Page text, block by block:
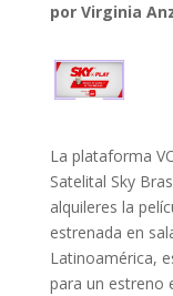
por Virginia
La plataforma
Satelital Sky
alquileres la
estrenada en
Latinoamérica,
para un estreno